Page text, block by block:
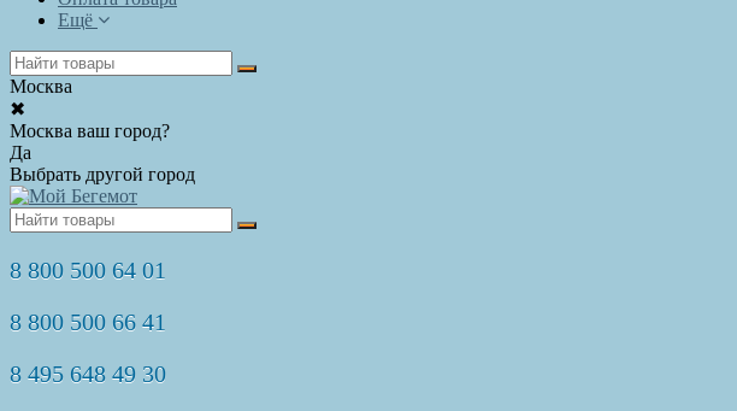
Ещё
Москва
✖
Москва ваш город?
Да
Выбрать другой город
8 800 500 64 01
8 800 500 66 41
8 495 648 49 30